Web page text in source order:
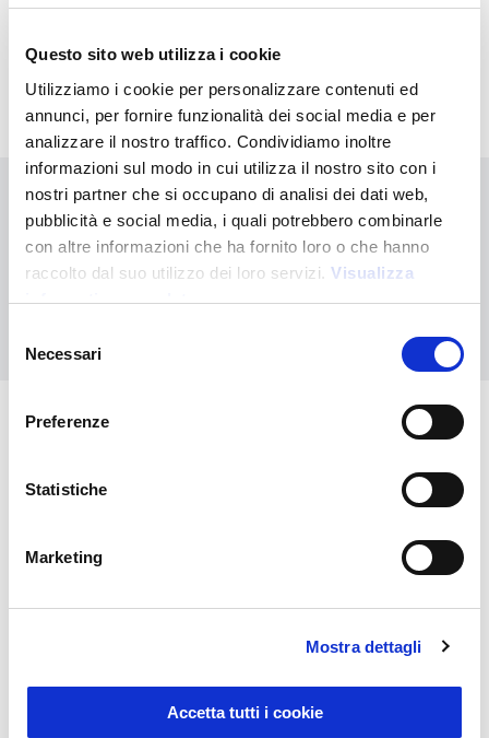
Questo sito web utilizza i cookie
Utilizziamo i cookie per personalizzare contenuti ed
annunci, per fornire funzionalità dei social media e per
analizzare il nostro traffico. Condividiamo inoltre
informazioni sul modo in cui utilizza il nostro sito con i
nostri partner che si occupano di analisi dei dati web,
pubblicità e social media, i quali potrebbero combinarle
con altre informazioni che ha fornito loro o che hanno
raccolto dal suo utilizzo dei loro servizi. Visualizza
informativa completa
delNecessari
Preferenze
Statistiche
Marketing
Mostra dettagli
Accetta tutti i cookie
Prix
Vous n'avez pas trouvé ce que vous cherchiez ?
Contactez-nous pour obtenir de l'aide ou demandez votre
commande personnalisée